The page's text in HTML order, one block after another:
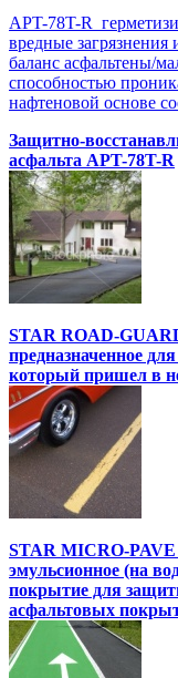
APT-78T-R
вредные загрязнения
баланс асфальтены/
способностью
нафтеновой основе
Защитно-
асфальта APT-78T-R
STAR ROAD-
предназначенное
который пришел в
STAR MICRO-PAVE
эмульсионное (на
покрытие для
асфальтовых